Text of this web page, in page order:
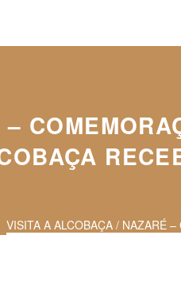
VISITA A ALCOBAÇA / NAZARÉ